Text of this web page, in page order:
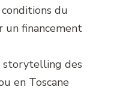
du
un financement
des
en Toscane